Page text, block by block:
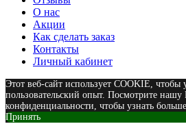
О нас
Акции
Как сделать заказ
Контакты
Личный кабинет
Этот веб-сайт использует COOKIE,
пользовательский опыт. Посмотрите
конфиденциальности, чтобы узнать
Принять